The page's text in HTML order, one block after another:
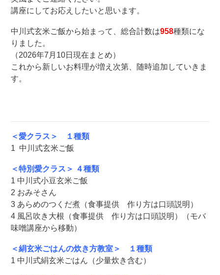
講座にしてお応えしたいと思います。
中川式玄米ご飯から始まって、総合計数は958種類にな
りました。
（2026年7月10日現在まとめ）
これから新しいお料理が増え次第、随時追加していきま
す。
＜愛クラス＞ １種類
1 中川式玄米ご飯
＜特別愛クラス＞ ４種類
1 中川式小豆玄米ご飯
2 おみそさん
3 あらめのつくだ煮（食事提供 作り方は口頭説明）
4 風呂吹き大根（食事提供 作り方は口頭説明）（モバ
味噌講座から移動）
＜絹玄米ごはんの炊き方教室＞ １種類
1 中川式絹玄米ごはん（少量炊き含む）